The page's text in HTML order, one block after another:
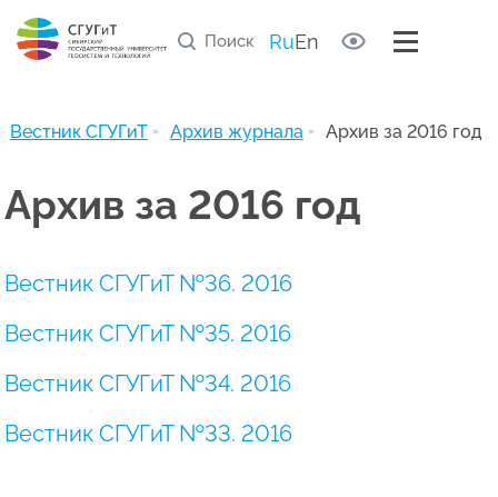
RuEn
Правила рецензирования статей
Список научных рецензентов
Полезные ссылки
Вестник СГУГиТ Архив журнала Архив за 2016 год
Архив за 2016 год
Вестник СГУГиТ №36. 2016
Вестник СГУГиТ №35. 2016
Вестник СГУГиТ №34. 2016
Вестник СГУГиТ №33. 2016